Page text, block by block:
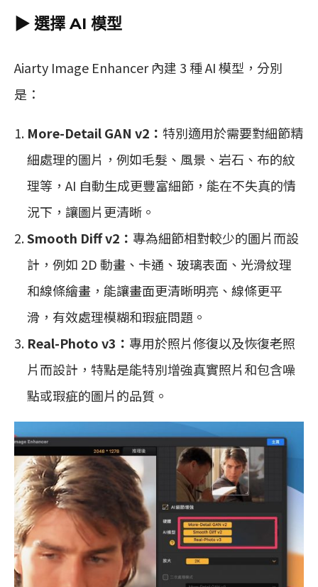
▶︎ 選擇 AI 模型
Aiarty Image Enhancer 內建 3 種 AI 模型，分別
是：
More-Detail GAN v2： 特別適用於需要對細節精
細處理的圖片，例如毛髮、風景、岩石、布的紋
理等，AI 自動生成更豐富細節，能在不失真的情
況下，讓圖片更清晰。
Smooth Diff v2： 專為細節相對較少的圖片而設
計，例如 2D 動畫、卡通、玻璃表面、光滑紋理
和線條繪畫，能讓畫面更清晰明亮、線條更平
滑，有效處理模糊和瑕疵問題。
Real-Photo v3： 專用於照片修復以及恢復老照
片而設計，特點是能特別增強真實照片和包含噪
點或瑕疵的圖片的品質。